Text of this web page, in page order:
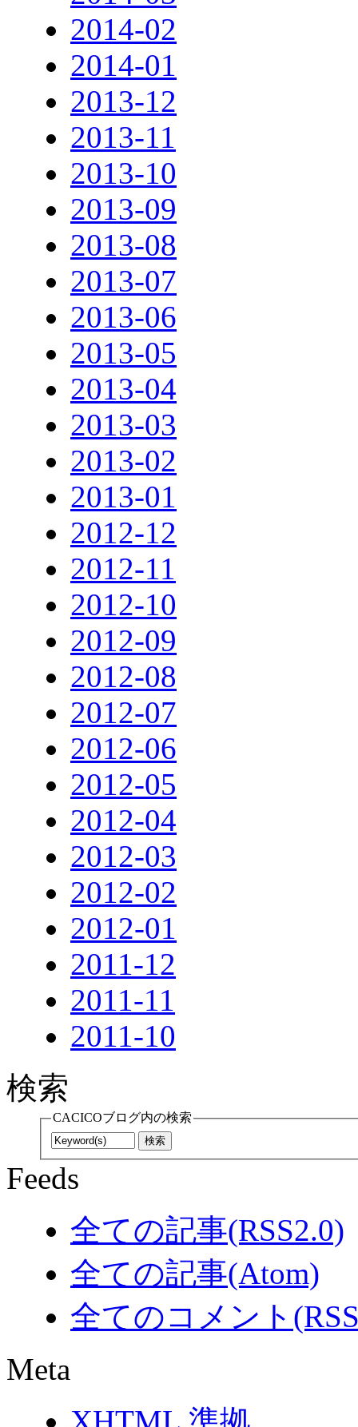
2014-02
2014-01
2013-12
2013-11
2013-10
2013-09
2013-08
2013-07
2013-06
2013-05
2013-04
2013-03
2013-02
2013-01
2012-12
2012-11
2012-10
2012-09
2012-08
2012-07
2012-06
2012-05
2012-04
2012-03
2012-02
2012-01
2011-12
2011-11
2011-10
検索
CACICOブログ内の検索
Feeds
全ての記事(RSS2.0)
全ての記事(Atom)
全てのコメント
Meta